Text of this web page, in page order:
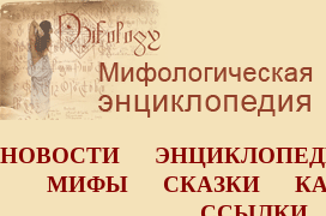
НОВОСТИ
МИФЫ
СКАЗКИ